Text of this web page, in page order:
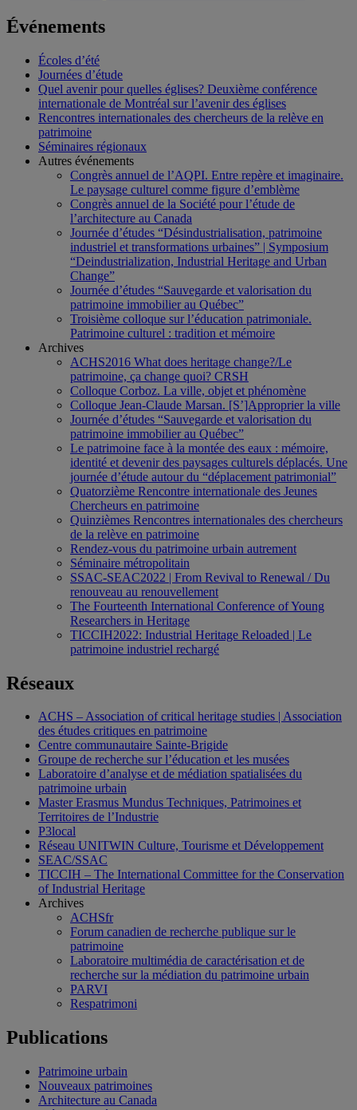
Événements
Écoles d’été
Journées d’étude
Quel avenir pour quelles églises? Deuxième conférence
internationale de Montréal sur l’avenir des églises
Rencontres internationales des chercheurs de la relève en
patrimoine
Séminaires régionaux
Autres événements
Congrès annuel de l’AQPI. Entre repère et imaginaire.
Le paysage culturel comme figure d’emblème
Congrès annuel de la Société pour l’étude de
l’architecture au Canada
Journée d’études “Désindustrialisation, patrimoine
industriel et transformations urbaines” | Symposium
“Deindustrialization, Industrial Heritage and Urban
Change”
Journée d’études “Sauvegarde et valorisation du
patrimoine immobilier au Québec”
Troisième colloque sur l’éducation patrimoniale.
Patrimoine culturel : tradition et mémoire
Archives
ACHS2016 What does heritage change?/Le
patrimoine, ça change quoi? CRSH
Colloque Corboz. La ville, objet et phénomène
Colloque Jean-Claude Marsan. [S’]Approprier la ville
Journée d’études “Sauvegarde et valorisation du
patrimoine immobilier au Québec”
Le patrimoine face à la montée des eaux : mémoire,
identité et devenir des paysages culturels déplacés. Une
journée d’étude autour du “déplacement patrimonial”
Quatorzième Rencontre internationale des Jeunes
Chercheurs en patrimoine
Quinzièmes Rencontres internationales des chercheurs
de la relève en patrimoine
Rendez-vous du patrimoine urbain autrement
Séminaire métropolitain
SSAC-SEAC2022 | From Revival to Renewal / Du
renouveau au renouvellement
The Fourteenth International Conference of Young
Researchers in Heritage
TICCIH2022: Industrial Heritage Reloaded | Le
patrimoine industriel rechargé
Réseaux
ACHS – Association of critical heritage studies | Association
des études critiques en patrimoine
Centre communautaire Sainte-Brigide
Groupe de recherche sur l’éducation et les musées
Laboratoire d’analyse et de médiation spatialisées du
patrimoine urbain
Master Erasmus Mundus Techniques, Patrimoines et
Territoires de l’Industrie
P3local
Réseau UNITWIN Culture, Tourisme et Développement
SEAC/SSAC
TICCIH – The International Committee for the Conservation
of Industrial Heritage
Archives
ACHSfr
Forum canadien de recherche publique sur le
patrimoine
Laboratoire multimédia de caractérisation et de
recherche sur la médiation du patrimoine urbain
PARVI
Respatrimoni
Publications
Patrimoine urbain
Nouveaux patrimoines
Architecture au Canada